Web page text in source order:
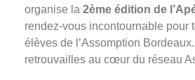
organise la 2ème édition de
rendez-vous incontournable pour
élèves de l’Assomption
retrouvailles au cœur du réseau